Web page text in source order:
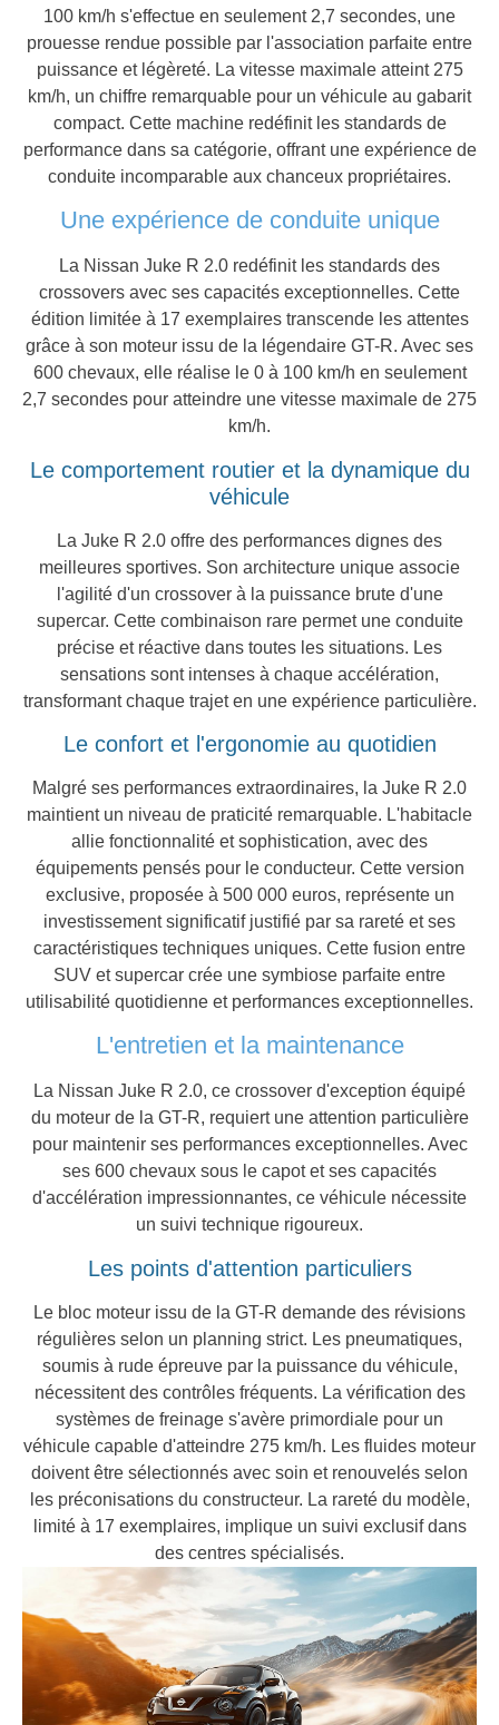
100 km/h s'effectue en seulement 2,7 secondes, une
prouesse rendue possible par l'association parfaite entre
puissance et légèreté. La vitesse maximale atteint 275
km/h, un chiffre remarquable pour un véhicule au gabarit
compact. Cette machine redéfinit les standards de
performance dans sa catégorie, offrant une expérience de
conduite incomparable aux chanceux propriétaires.
Une expérience de conduite unique
La Nissan Juke R 2.0 redéfinit les standards des
crossovers avec ses capacités exceptionnelles. Cette
édition limitée à 17 exemplaires transcende les attentes
grâce à son moteur issu de la légendaire GT-R. Avec ses
600 chevaux, elle réalise le 0 à 100 km/h en seulement
2,7 secondes pour atteindre une vitesse maximale de 275
km/h.
Le comportement routier et la dynamique du
véhicule
La Juke R 2.0 offre des performances dignes des
meilleures sportives. Son architecture unique associe
l'agilité d'un crossover à la puissance brute d'une
supercar. Cette combinaison rare permet une conduite
précise et réactive dans toutes les situations. Les
sensations sont intenses à chaque accélération,
transformant chaque trajet en une expérience particulière.
Le confort et l'ergonomie au quotidien
Malgré ses performances extraordinaires, la Juke R 2.0
maintient un niveau de praticité remarquable. L'habitacle
allie fonctionnalité et sophistication, avec des
équipements pensés pour le conducteur. Cette version
exclusive, proposée à 500 000 euros, représente un
investissement significatif justifié par sa rareté et ses
caractéristiques techniques uniques. Cette fusion entre
SUV et supercar crée une symbiose parfaite entre
utilisabilité quotidienne et performances exceptionnelles.
L'entretien et la maintenance
La Nissan Juke R 2.0, ce crossover d'exception équipé
du moteur de la GT-R, requiert une attention particulière
pour maintenir ses performances exceptionnelles. Avec
ses 600 chevaux sous le capot et ses capacités
d'accélération impressionnantes, ce véhicule nécessite
un suivi technique rigoureux.
Les points d'attention particuliers
Le bloc moteur issu de la GT-R demande des révisions
régulières selon un planning strict. Les pneumatiques,
soumis à rude épreuve par la puissance du véhicule,
nécessitent des contrôles fréquents. La vérification des
systèmes de freinage s'avère primordiale pour un
véhicule capable d'atteindre 275 km/h. Les fluides moteur
doivent être sélectionnés avec soin et renouvelés selon
les préconisations du constructeur. La rareté du modèle,
limité à 17 exemplaires, implique un suivi exclusif dans
des centres spécialisés.